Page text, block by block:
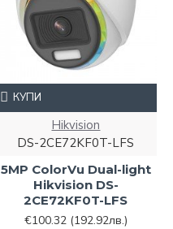
Hikvision
DS-2CE72KF0T-LFS
5MP ColorVu Dual-light
Hikvision DS-
2CE72KF0T-LFS
€100.32 (192.92лв.)
КУПИ